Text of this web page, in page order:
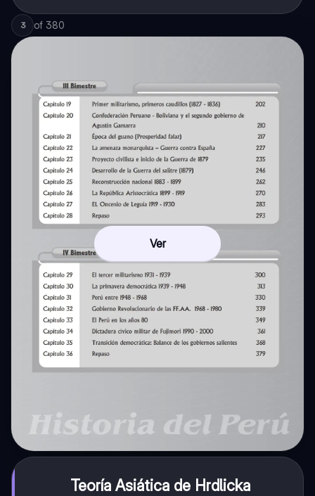
3 of 380
Ver
Teoría Asiática de Hrdlicka